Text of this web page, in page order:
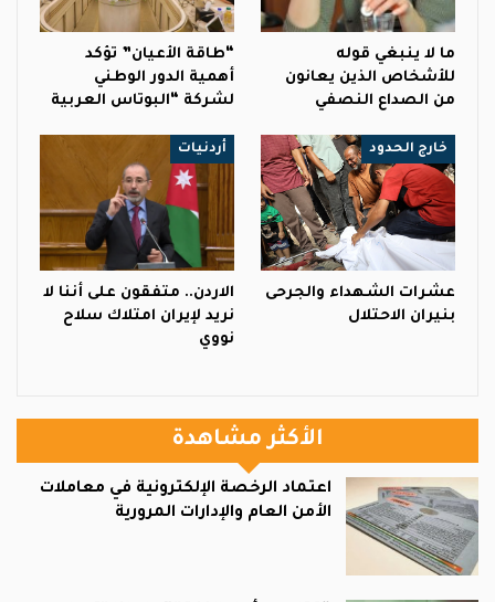
ما لا ينبغي قوله
للأشخاص الذين يعانون
من الصداع النصفي
“طاقة الأعيان” تؤكد
أهمية الدور الوطني
لشركة “البوتاس العربية
خارج الحدود
عشرات الشهداء والجرحى
بنيران الاحتلال
أردنيات
الاردن.. متفقون على أننا لا
نريد لإيران امتلاك سلاح
نووي
الأكثر مشاهدة
اعتماد الرخصة الإلكترونية في معاملات
الأمن العام والإدارات المرورية